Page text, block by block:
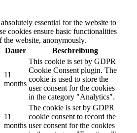
essential for the website to
cookies ensure basic functionalities
the website, anonymously.
Dauer Beschreibung
11
months
This cookie is set by GDPR
Cookie Consent plugin. The
cookie is used to store the
user consent for the cookies
in the category "Analytics".
11
months
The cookie is set by GDPR
cookie consent to record the
user consent for the cookies